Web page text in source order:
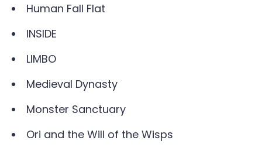
Human Fall Flat
INSIDE
LIMBO
Medieval Dynasty
Monster Sanctuary
Ori and the Will of the Wisps